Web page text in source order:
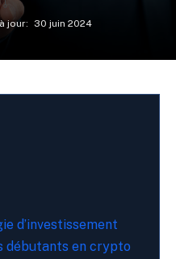
jour: 30 juin 2024
d’investissement
débutants en crypto